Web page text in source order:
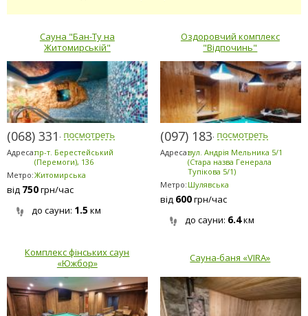
Сауна "Бан-Ту на
Житомирській"
(068) 331-4141
Адреса:пр-т. Берестейський
(Перемоги), 136
Метро:Житомирська
від 750грн/час
до сауни: 1.5км
Оздоровчий комплекс
"Відпочинь"
(097) 183-9184
Адреса:вул. Андрія Мельника 5/1
(Стара назва Генерала
Тупікова 5/1)
Метро: Шулявська
від 600грн/час
до сауни: 6.4км
Комплекс фінських саун
«Южбор»
Сауна-баня «VIRA»